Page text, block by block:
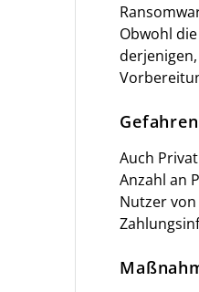
Obwohl
Auch
Anzahl an
Nutzer